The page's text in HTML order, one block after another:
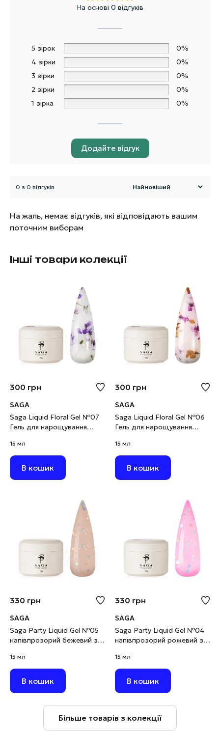
На основі 0 відгуків
5 зірок
0%
4 зірки
0%
3 зірки
0%
2 зірки
0%
1 зірка
0%
Додайте відгук
0 з 0 відгуків
На жаль, немає відгуків, які відповідають вашим
поточним виборам
Інші товари колекції
300 грн
SAGA
Saga Liquid Floral Gel №07
Гель для нарощування
сухоцвітами, 15 мл
15 мл
В кошик
300 грн
SAGA
Saga Liquid Floral Gel №06
Гель для нарощування
фіолетовими сухоцвітами,
15 мл
15 мл
В кошик
330 грн
SAGA
Saga Party Liquid Gel №05
напівпрозорий бежевий з
15 мл
В кошик
330 грн
SAGA
Saga Party Liquid Gel №04
напівпрозорий рожевий з
15 мл
В кошик
Більше товарів з колекції